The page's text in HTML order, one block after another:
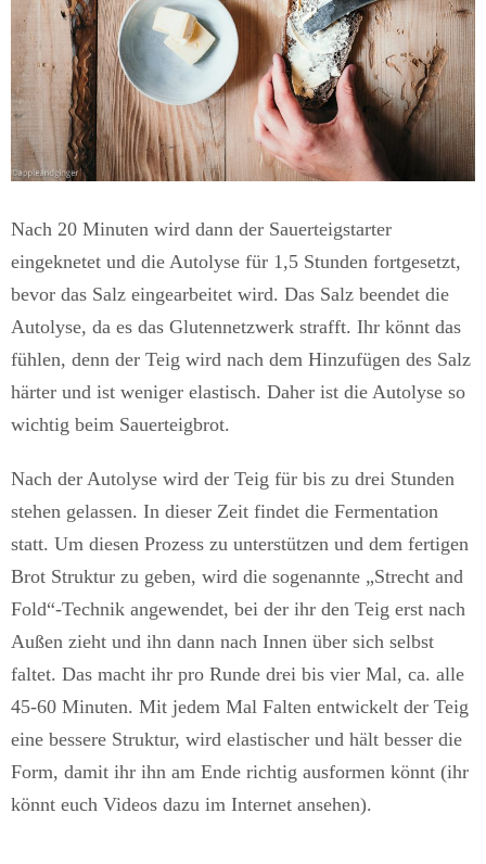
Nach 20 Minuten wird dann der Sauerteigstarter
eingeknetet und die Autolyse für 1,5 Stunden fortgesetzt,
bevor das Salz eingearbeitet wird. Das Salz beendet die
Autolyse, da es das Glutennetzwerk strafft. Ihr könnt das
fühlen, denn der Teig wird nach dem Hinzufügen des Salz
härter und ist weniger elastisch. Daher ist die Autolyse so
wichtig beim Sauerteigbrot.
Nach der Autolyse wird der Teig für bis zu drei Stunden
stehen gelassen. In dieser Zeit findet die Fermentation
statt. Um diesen Prozess zu unterstützen und dem fertigen
Brot Struktur zu geben, wird die sogenannte „Strecht and
Fold“-Technik angewendet, bei der ihr den Teig erst nach
Außen zieht und ihn dann nach Innen über sich selbst
faltet. Das macht ihr pro Runde drei bis vier Mal, ca. alle
45-60 Minuten. Mit jedem Mal Falten entwickelt der Teig
eine bessere Struktur, wird elastischer und hält besser die
Form, damit ihr ihn am Ende richtig ausformen könnt (ihr
könnt euch Videos dazu im Internet ansehen).